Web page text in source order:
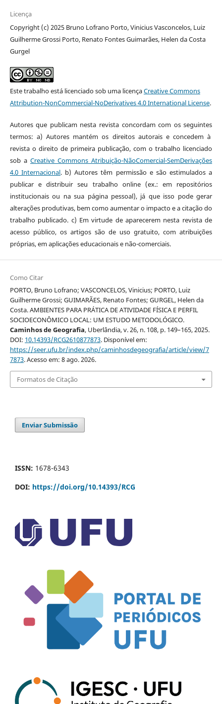
Licença
Copyright (c) 2025 Bruno Lofrano Porto, Vinicius Vasconcelos, Luiz
Guilherme Grossi Porto, Renato Fontes Guimarães, Helen da Costa
Gurgel
Este trabalho está licenciado sob uma licençaCreative Commons
Attribution-NonCommercial-NoDerivatives 4.0 International License.
Autores que publicam nesta revista concordam com os seguintes
termos: a) Autores mantém os direitos autorais e concedem à
revista o direito de primeira publicação, com o trabalho licenciado
sob a Creative Commons Atribuição-NãoComercial-SemDerivações
4.0 Internacional. b) Autores têm permissão e são estimulados a
publicar e distribuir seu trabalho online (ex.: em repositórios
institucionais ou na sua página pessoal), já que isso pode gerar
alterações produtivas, bem como aumentar o impacto e a citação do
trabalho publicado. c) Em virtude de aparecerem nesta revista de
acesso público, os artigos são de uso gratuito, com atribuições
próprias, em aplicações educacionais e não-comerciais.
Como Citar
PORTO, Bruno Lofrano; VASCONCELOS, Vinicius; PORTO, Luiz
Guilherme Grossi; GUIMARÃES, Renato Fontes; GURGEL, Helen da
Costa. AMBIENTES PARA PRÁTICA DE ATIVIDADE FÍSICA E PERFIL
SOCIOECONÔMICO LOCAL: UM ESTUDO METODOLÓGICO.
Caminhos de Geografia, Uberlândia, v. 26, n. 108, p. 149–165, 2025.
DOI: 10.14393/RCG2610877873. Disponível em:
https://seer.ufu.br/index.php/caminhosdegeografia/article/view/7
7873. Acesso em: 8 ago. 2026.
Formatos de Citação
Enviar Submissão
ISSN: 1678-6343
DOI: https://doi.org/10.14393/RCG